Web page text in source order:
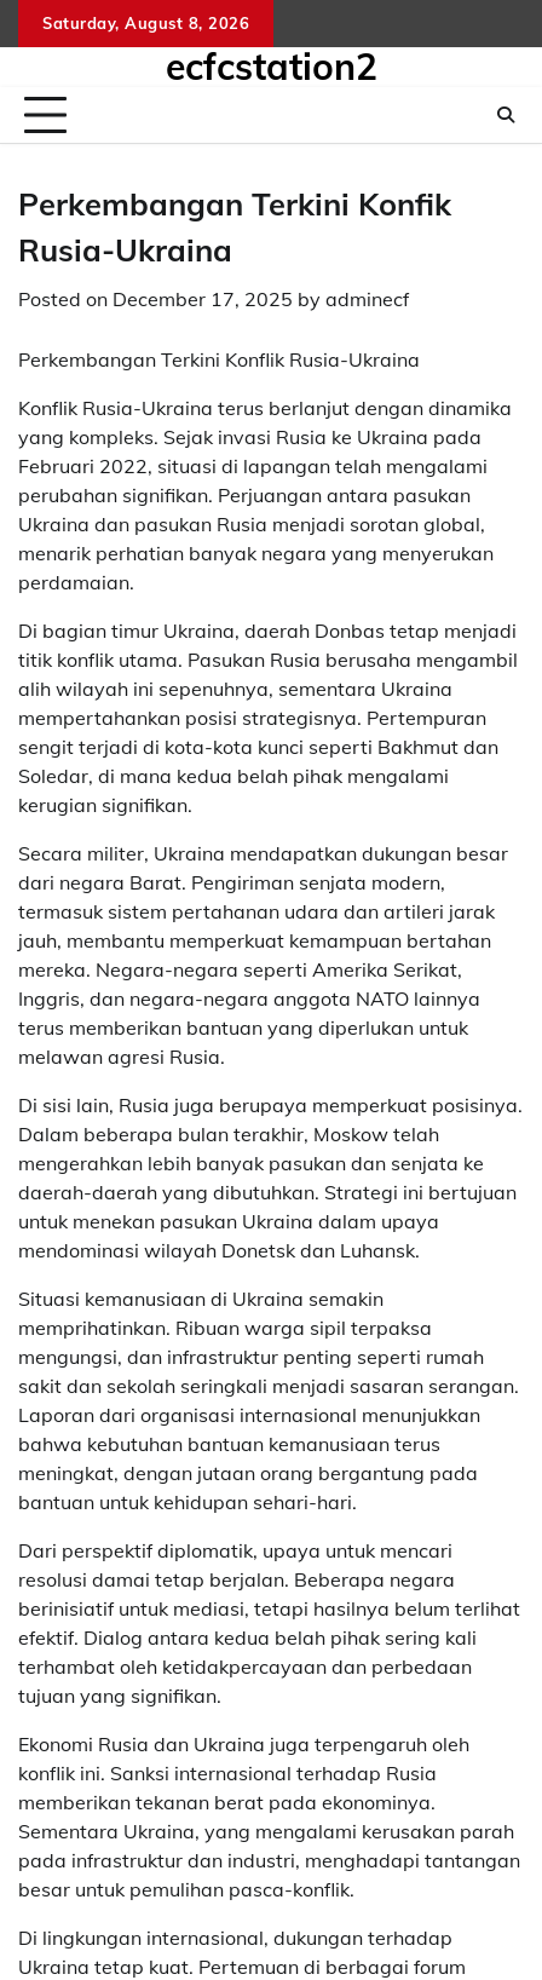
to
Saturday, August 8, 2026
ini
ecfcstation2
Perkembangan Terkini Konfik
Rusia-Ukraina
Posted on December 17, 2025 by adminecf
Perkembangan Terkini Konflik Rusia-Ukraina
Konflik Rusia-Ukraina terus berlanjut dengan dinamika
yang kompleks. Sejak invasi Rusia ke Ukraina pada
Februari 2022, situasi di lapangan telah mengalami
perubahan signifikan. Perjuangan antara pasukan
Ukraina dan pasukan Rusia menjadi sorotan global,
menarik perhatian banyak negara yang menyerukan
perdamaian.
Di bagian timur Ukraina, daerah Donbas tetap menjadi
titik konflik utama. Pasukan Rusia berusaha mengambil
alih wilayah ini sepenuhnya, sementara Ukraina
mempertahankan posisi strategisnya. Pertempuran
sengit terjadi di kota-kota kunci seperti Bakhmut dan
Soledar, di mana kedua belah pihak mengalami
kerugian signifikan.
Secara militer, Ukraina mendapatkan dukungan besar
dari negara Barat. Pengiriman senjata modern,
termasuk sistem pertahanan udara dan artileri jarak
jauh, membantu memperkuat kemampuan bertahan
mereka. Negara-negara seperti Amerika Serikat,
Inggris, dan negara-negara anggota NATO lainnya
terus memberikan bantuan yang diperlukan untuk
melawan agresi Rusia.
Di sisi lain, Rusia juga berupaya memperkuat posisinya.
Dalam beberapa bulan terakhir, Moskow telah
mengerahkan lebih banyak pasukan dan senjata ke
daerah-daerah yang dibutuhkan. Strategi ini bertujuan
untuk menekan pasukan Ukraina dalam upaya
mendominasi wilayah Donetsk dan Luhansk.
Situasi kemanusiaan di Ukraina semakin
memprihatinkan. Ribuan warga sipil terpaksa
mengungsi, dan infrastruktur penting seperti rumah
sakit dan sekolah seringkali menjadi sasaran serangan.
Laporan dari organisasi internasional menunjukkan
bahwa kebutuhan bantuan kemanusiaan terus
meningkat, dengan jutaan orang bergantung pada
bantuan untuk kehidupan sehari-hari.
Dari perspektif diplomatik, upaya untuk mencari
resolusi damai tetap berjalan. Beberapa negara
berinisiatif untuk mediasi, tetapi hasilnya belum terlihat
efektif. Dialog antara kedua belah pihak sering kali
terhambat oleh ketidakpercayaan dan perbedaan
tujuan yang signifikan.
Ekonomi Rusia dan Ukraina juga terpengaruh oleh
konflik ini. Sanksi internasional terhadap Rusia
memberikan tekanan berat pada ekonominya.
Sementara Ukraina, yang mengalami kerusakan parah
pada infrastruktur dan industri, menghadapi tantangan
besar untuk pemulihan pasca-konflik.
Di lingkungan internasional, dukungan terhadap
Ukraina tetap kuat. Pertemuan di berbagai forum